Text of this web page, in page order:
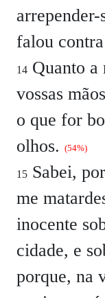
falou
14 Quanto a
vossas
o que for
olhos. (54%)
15 Sabei,
me
inocente
cidade, e
porque, na